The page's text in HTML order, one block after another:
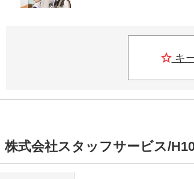
キ
株式会社スタッフサービス/